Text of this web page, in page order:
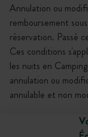
Annulation ou
remboursement
réservation. Passé
Ces conditions
les nuits en
annulation ou
annulable et non